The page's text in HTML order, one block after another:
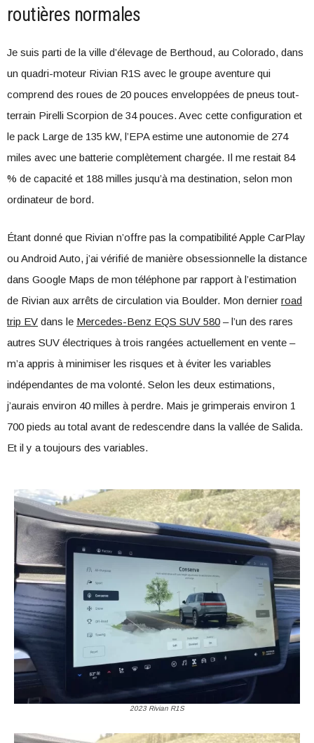
routières normales
Je suis parti de la ville d’élevage de Berthoud, au Colorado, dans
un quadri-moteur Rivian R1S avec le groupe aventure qui
comprend des roues de 20 pouces enveloppées de pneus tout-
terrain Pirelli Scorpion de 34 pouces. Avec cette configuration et
le pack Large de 135 kW, l’EPA estime une autonomie de 274
miles avec une batterie complètement chargée. Il me restait 84
% de capacité et 188 milles jusqu’à ma destination, selon mon
ordinateur de bord.
Étant donné que Rivian n’offre pas la compatibilité Apple CarPlay
ou Android Auto, j’ai vérifié de manière obsessionnelle la distance
dans Google Maps de mon téléphone par rapport à l’estimation
de Rivian aux arrêts de circulation via Boulder. Mon dernier road
trip EV dans le Mercedes-Benz EQS SUV 580 – l’un des rares
autres SUV électriques à trois rangées actuellement en vente –
m’a appris à minimiser les risques et à éviter les variables
indépendantes de ma volonté. Selon les deux estimations,
j’aurais environ 40 milles à perdre. Mais je grimperais environ 1
700 pieds au total avant de redescendre dans la vallée de Salida.
Et il y a toujours des variables.
2023 Rivian R1S